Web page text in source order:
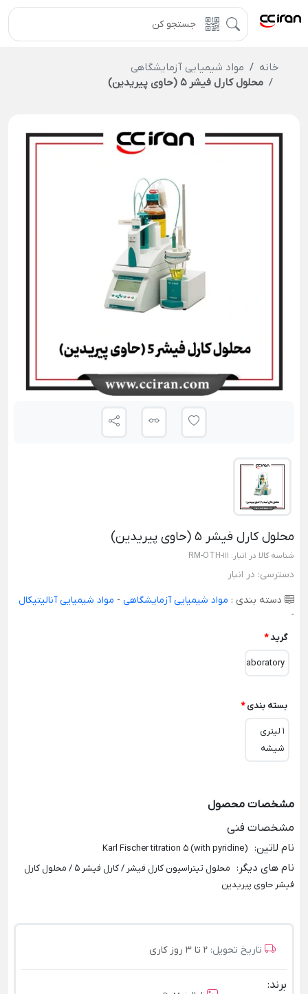
خانه
مواد شیمیایی آزمایشگاهی
محلول کارل فیشر 5 (حاوی پیریدین)
محلول کارل فیشر 5 (حاوی پیریدین)
شناسه کالا در انبار: RM-OTH-111
دسترسی: در انبار
دسته بندی : مواد شیمیایی آزمایشگاهی - مواد شیمیایی آنالیتیکال
-
گرید*
Laboratory
بسته بندی *
1 لیتری
شیشه
مشخصات محصول
مشخصات فنی
نام لاتین:
Karl Fischer titration 5 (with pyridine)
نام های دیگر :
محلول تیتراسیون کارل فیشر / کارل فیشر 5 / محلول کارل
فیشر حاوی پیریدین
تاریخ تحویل: 2 تا 3 روز کاری
برند: